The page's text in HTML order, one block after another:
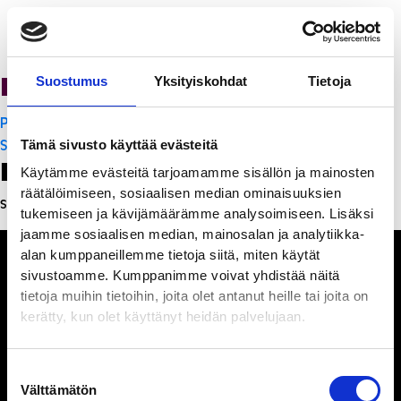
Suostumus Yksityiskohdat Tietoja
Tämä sivusto käyttää evästeitä
Käytämme evästeitä tarjoamamme sisällön ja mainosten
räätälöimiseen, sosiaalisen median ominaisuuksien
tukemiseen ja kävijämäärämme analysoimiseen. Lisäksi
jaamme sosiaalisen median, mainosalan ja analytiikka-
alan kumppaneillemme tietoja siitä, miten käytät
sivustoamme. Kumppanimme voivat yhdistää näitä
tietoja muihin tietoihin, joita olet antanut heille tai joita on
kerätty, kun olet käyttänyt heidän palvelujaan.
valinta
Välttämätön
PanchoVilla
Artikkelien
selaus
PanchoVilla
Subway
Leave a Reply
Sinun täytyy kirjautua sisään